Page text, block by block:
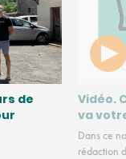
de
Vidéo.
va
Dans ce
rédaction